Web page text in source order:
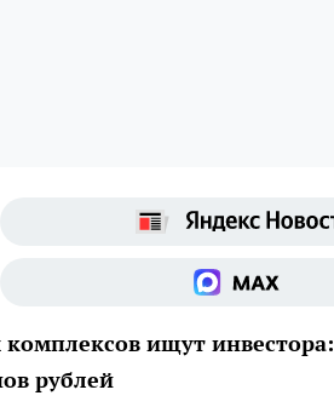
ищут инвестора:
рублей